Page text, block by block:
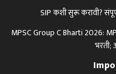
SIP कशी सुरू करावी?
MPSC Group C Bharti 2026: